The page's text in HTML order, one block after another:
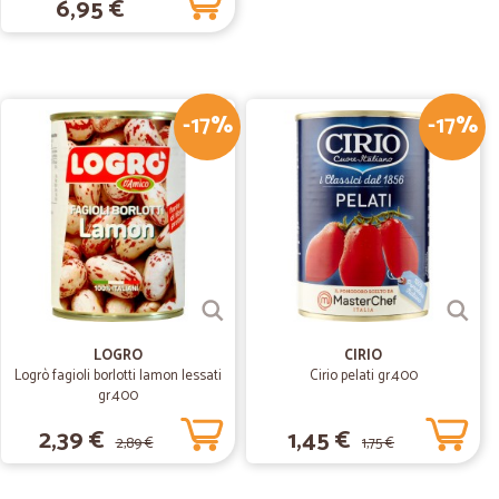
bene e di qualita
10/02/2020
11/02/2020
6,95 €
-17%
LOGRO
Logrò fagioli borlotti lamon lessati
gr.400
2,39 € 2,89 €
-17%
CIRIO
Cirio pelati gr.400
1,45 € 1,75 €